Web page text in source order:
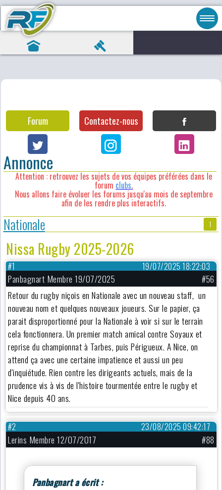
Forum Contactez-nous
Annonce
Attention : retrouvez les sujets de vos équipes préférées dans le
forum clubs.
Nous allons faire évoluer les forums jusqu'au mois de septembre
afin de les rendre plus interactifs.
Nationale 1
Nissa Rugby 2025-2026
19/07/2025 18:22:03
#1
Panbagnart Membre 19/07/2025
#56
Retour du rugby niçois en Nationale avec un nouveau staff, un
nouveau nom et quelques nouveaux joueurs. Sur le papier, ça
parait disproportionné pour la Nationale à voir si sur le terrain
cela fonctionnera. Un premier match amical contre Soyaux et
reprise du championnat à Tarbes, puis Périgueux. A Nice, on
attend ça avec une certaine impatience et aussi un peu
d'inquiétude. Rien contre les dirigeants actuels, mais de la
prudence vis à vis de l'histoire tourmentée entre le rugby et
Nice depuis 40 ans.
23/08/2025 09:42:17
#2
Lerins Membre 12/07/2017 #88
Panbagnart a écrit :